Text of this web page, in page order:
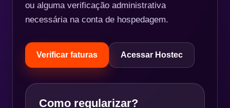
ou alguma verificação administrativa
necessária na conta de hospedagem.
Verificar faturas Acessar Hostec
Como regularizar?